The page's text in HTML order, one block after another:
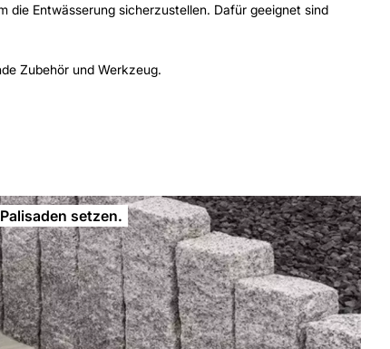
die Entwässerung sicherzustellen. Dafür geeignet sind
Zubehör und Werkzeug.
Palisaden setzen.